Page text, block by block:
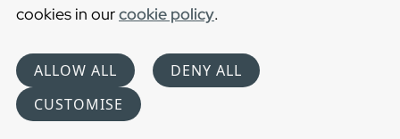
cookies in ourcookie policy.
ALLOW ALL
DENY ALL
CUSTOMISE
Cookies
Privaatsuspoliitika
Choose language